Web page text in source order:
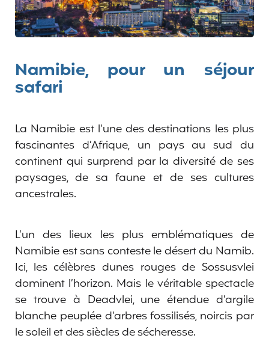
Namibie, pour un séjour
safari
La Namibie est l’une des destinations les plus
fascinantes d’Afrique, un pays au sud du
continent qui surprend par la diversité de ses
paysages, de sa faune et de ses cultures
ancestrales.
L’un des lieux les plus emblématiques de
Namibie est sans conteste le désert du Namib.
Ici, les célèbres dunes rouges de Sossusvlei
dominent l’horizon. Mais le véritable spectacle
se trouve à Deadvlei, une étendue d’argile
blanche peuplée d’arbres fossilisés, noircis par
le soleil et des siècles de sécheresse.